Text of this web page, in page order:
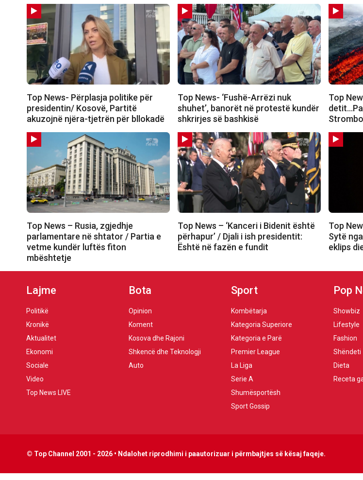
Top News- Përplasja politike për
presidentin/ Kosovë, Partitë
akuzojnë njëra-tjetrën për bllokadë
Top News- ‘Fushë-Arrëzi nuk
shuhet’, banorët në protestë kundër
shkrirjes së bashkisë
Top
Top News – Rusia, zgjedhje
parlamentare në shtator / Partia e
vetme kundër luftës fiton
mbështetje
Top News – ‘Kanceri i Bidenit është
përhapur’ / Djali i ish presidentit:
Është në fazën e fundit
Top
Sytë
eklips
Lajme
Politikë
Kronikë
Aktualitet
Ekonomi
Sociale
Video
Top News LIVE
Bota
Opinion
Koment
Kosova dhe Rajoni
Shkencë dhe Teknologji
Auto
Sport
Kombëtarja
Kategoria Superiore
Kategoria e Parë
Premier League
La Liga
Serie A
Shumësportësh
Sport Gossip
Pop
Showbiz
Lifestyle
Fashion
Shëndeti
Dieta
Receta
© Top Channel 2001 - 2026 • Ndalohet riprodhimi i paautorizuar i përmbajtjes së kësaj faqeje.